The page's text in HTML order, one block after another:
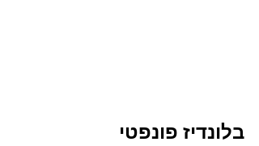
בלונדיז פונפטי